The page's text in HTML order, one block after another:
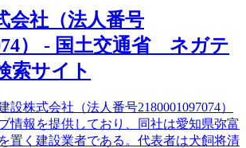
会社（法人番号
） - 国土交通省 ネガテ
索サイト
設株式会社（法人番号2180001097074）
情報を提供しており、同社は愛知県弥富
置く建設業者である。代表者は犬飼将清